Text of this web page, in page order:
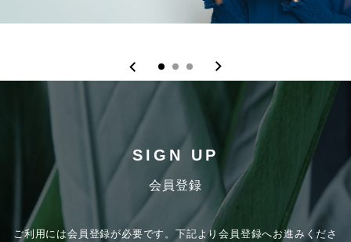
SIGN UP
会員登録
ご利用には会員登録が必要です。下記より会員登録へお進みくださ